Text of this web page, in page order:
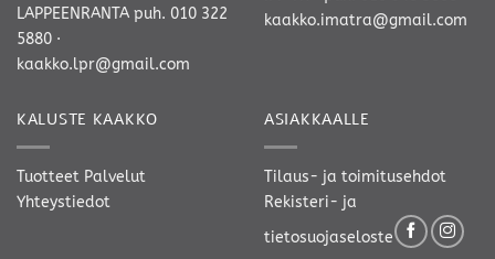
LAPPEENRANTA puh. 010 322
5880 ·
kaakko.lpr@gmail.com
kaakko.imatra@gmail.com
KALUSTE KAAKKO
Tuotteet Palvelut
Yhteystiedot
ASIAKKAALLE
Tilaus- ja toimitusehdot
Rekisteri- ja
tietosuojaseloste